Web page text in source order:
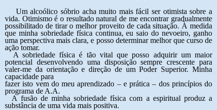
Um alcoólico sóbrio acha muito mais fácil ser otimista sobre a
vida. Otimismo é o resultado natural de me encontrar gradualmente
possibilitado de tirar o melhor proveito de cada situação. À medida
que minha sobriedade física continua, eu saio do nevoeiro, ganho
uma perspectiva mais clara, e posso determinar melhor que curso de
ação tomar.
A sobriedade física é tão vital que posso adquirir um maior
potencial desenvolvendo uma disposição sempre crescente para
valer-me da orientação e direção de um Poder Superior. Minha
capacidade para
fazer isto vem do meu aprendizado – e prática – dos princípios do
programa de A.A.
A fusão de minha sobriedade física com a espiritual produz a
substância de uma vida mais positiva.